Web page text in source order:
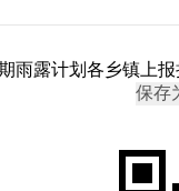
雨露计划各乡镇上